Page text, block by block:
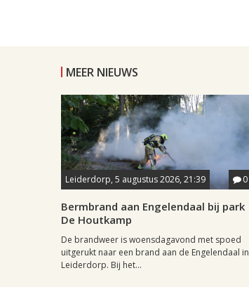
MEER NIEUWS
Leiderdorp, 5 augustus 2026, 21:39 0
Bermbrand aan Engelendaal bij park
De Houtkamp
De brandweer is woensdagavond met spoed
uitgerukt naar een brand aan de Engelendaal in
Leiderdorp. Bij het...